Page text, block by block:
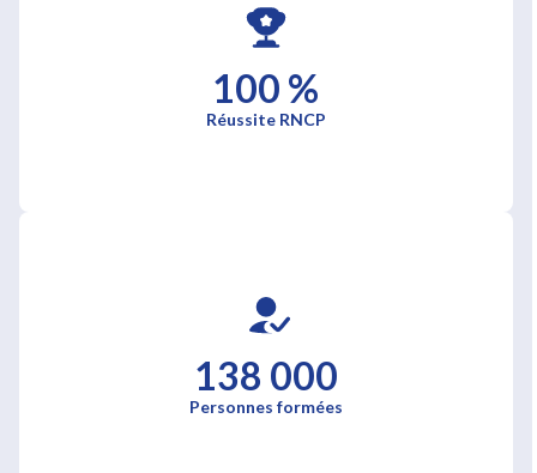
100 %
Réussite RNCP
138 000
Personnes formées